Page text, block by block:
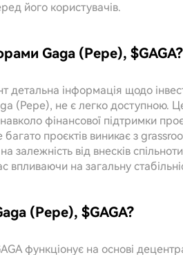
його користувачів.
Gaga (Pepe), $GAGA?
детальна інформація щодо
(Pepe), не є легко доступною.
фінансової підтримки
проєктів виникає з
залежність від внесків
впливаючи на загальну
(Pepe), $GAGA?
функціонує на основі